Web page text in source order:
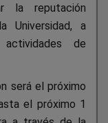
la reputación
Universidad, a
de
será el próximo
el próximo 1